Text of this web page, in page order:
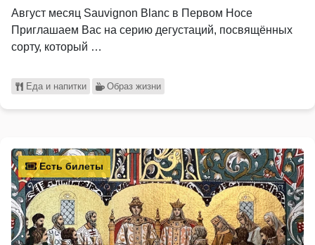
Август месяц Sauvignon Blanc в Первом Носе
Приглашаем Вас на серию дегустаций, посвящённых
сорту, который …
Еда и напитки Образ жизни
Есть билеты